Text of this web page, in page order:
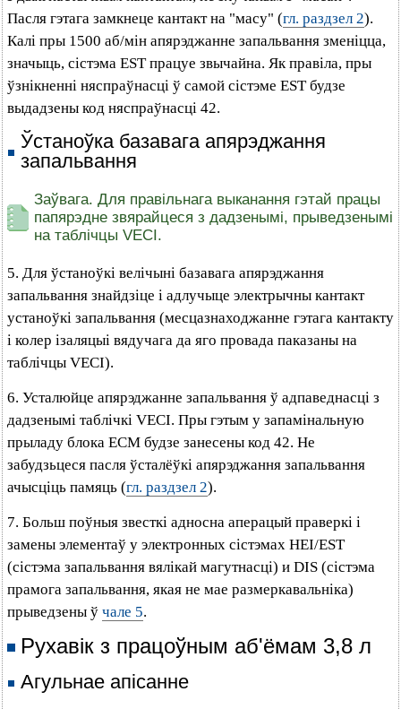
Пасля гэтага замкнеце кантакт на "масу" (гл. раздзел 2).
Калі пры 1500 аб/мін апярэджанне запальвання зменіцца,
значыць, сістэма EST працуе звычайна. Як правіла, пры
ўзнікненні няспраўнасці ў самой сістэме EST будзе
выдадзены код няспраўнасці 42.
Ўстаноўка базавага апярэджання
запальвання
Заўвага. Для правільнага выканання гэтай працы
папярэдне звярайцеся з дадзенымі, прыведзенымі
на таблічцы VECI.
5. Для ўстаноўкі велічыні базавага апярэджання
запальвання знайдзіце і адлучыце электрычны кантакт
устаноўкі запальвання (месцазнаходжанне гэтага кантакту
і колер ізаляцыі вядучага да яго провада паказаны на
таблічцы VECI).
6. Усталюйце апярэджанне запальвання ў адпаведнасці з
дадзенымі таблічкі VECI. Пры гэтым у запамінальную
прыладу блока ЕСМ будзе занесены код 42. Не
забудзьцеся пасля ўсталёўкі апярэджання запальвання
ачысціць памяць (гл. раздзел 2).
7. Больш поўныя звесткі адносна аперацый праверкі і
замены элементаў у электронных сістэмах HEI/EST
(сістэма запальвання вялікай магутнасці) и DIS (сістэма
прамога запальвання, якая не мае размеркавальніка)
прыведзены ў чале 5.
Рухавік з працоўным аб'ёмам 3,8 л
Агульнае апісанне